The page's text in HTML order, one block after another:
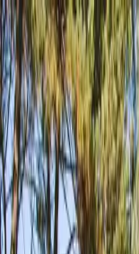
Landes/Dax - Côte